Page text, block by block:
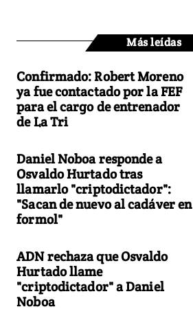
Más leídas
Confirmado: Robert Moreno
ya fue contactado por la FEF
para el cargo de entrenador
de La Tri
Daniel Noboa responde a
Osvaldo Hurtado tras
llamarlo "criptodictador":
"Sacan de nuevo al cadáver en
formol"
ADN rechaza que Osvaldo
Hurtado llame
"criptodictador" a Daniel
Noboa